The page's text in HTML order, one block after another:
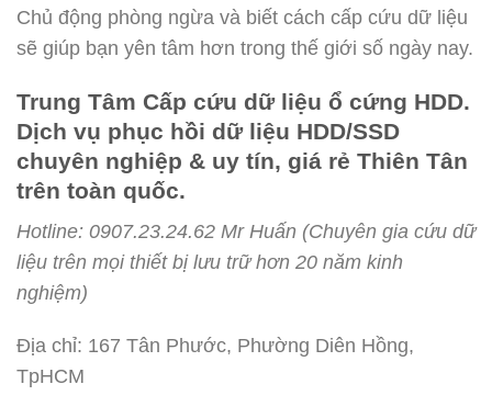
Chủ động phòng ngừa và biết cách cấp cứu dữ liệu
sẽ giúp bạn yên tâm hơn trong thế giới số ngày nay.
Trung Tâm Cấp cứu dữ liệu ổ cứng HDD.
Dịch vụ phục hồi dữ liệu HDD/SSD
chuyên nghiệp & uy tín, giá rẻ Thiên Tân
trên toàn quốc.
Hotline: 0907.23.24.62 Mr Huấn (Chuyên gia cứu dữ
liệu trên mọi thiết bị lưu trữ hơn 20 năm kinh
nghiệm)
Địa chỉ: 167 Tân Phước, Phường Diên Hồng,
TpHCM